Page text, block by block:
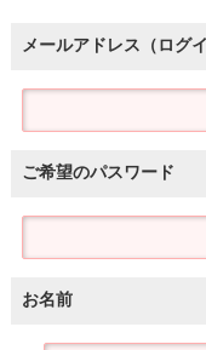
メールアドレス（ログイ
ご希望のパスワード
お名前